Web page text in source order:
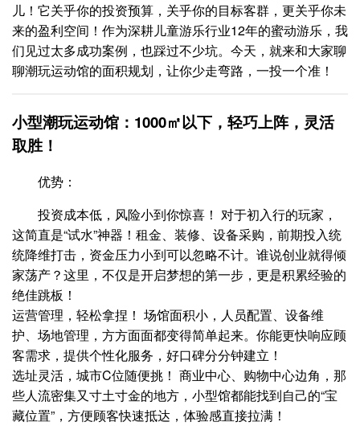
儿！它关乎你的投资预算，关乎你的目标客群，更关乎你未
来的盈利空间！作为深耕儿童游乐行业12年的蜜动游乐，我
们见过太多成功案例，也踩过不少坑。今天，就来和大家聊
聊潮玩运动馆的面积规划，让你少走弯路，一投一个准！
小型潮玩运动馆：1000㎡以下，轻巧上阵，灵活
取胜！
优势：
投资成本低，风险小到你惊喜！ 对于初入行的玩家，
这简直是“试水”神器！租金、装修、设备采购，前期投入统
统降维打击，资金压力小到可以忽略不计。谁说创业就得倾
家荡产？这里，不仅是开启梦想的第一步，更是积累经验的
绝佳跳板！
运营管理，轻松拿捏！ 场馆面积小，人员配置、设备维
护、场地管理，方方面面都变得简单起来。你能更快响应顾
客需求，提供个性化服务，好口碑分分钟建立！
选址灵活，城市C位随便挑！ 商业中心、购物中心边角，那
些人流密集又寸土寸金的地方，小型馆都能找到自己的“宝
藏位置”，方便顾客快速抵达，体验感直接拉满！